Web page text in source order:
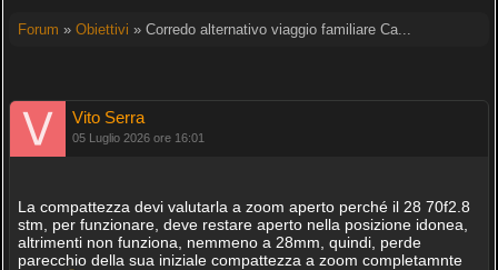
Forum » Obiettivi » Corredo alternativo viaggio familiare Ca...
Vito Serra
05 Luglio 2026 ore 16:01
La compattezza devi valutarla a zoom aperto perché il 28 70f2.8
stm, per funzionare, deve restare aperto nella posizione idonea,
altrimenti non funziona, nemmeno a 28mm, quindi, perde
parecchio della sua iniziale compattezza a zoom completamnte